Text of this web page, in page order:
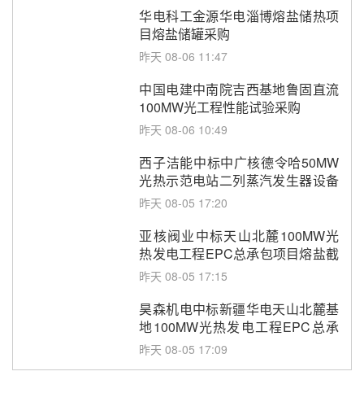
华电科工金源华电淄博熔盐储热项
目熔盐储罐采购
昨天 08-06 11:47
中国电建中南院吉西基地鲁固直流
100MW光工程性能试验采购
昨天 08-06 10:49
西子洁能中标中广核德令哈50MW
光热示范电站二列蒸汽发生器设备
采购
昨天 08-05 17:20
亚核阀业中标天山北麓100MW光
热发电工程EPC总承包项目熔盐截
止阀、熔盐三偏心蝶阀采购
昨天 08-05 17:15
昊森机电中标新疆华电天山北麓基
地100MW光热发电工程EPC总承
包项目熔盐介质超声波流量计采购
昨天 08-05 17:09